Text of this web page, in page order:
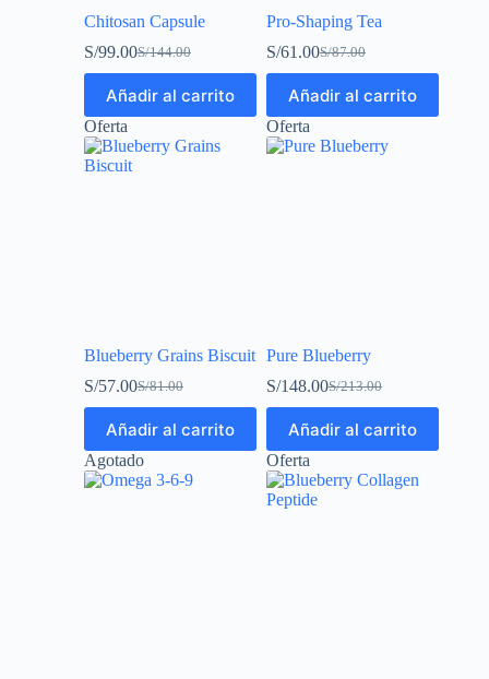
Chitosan Capsule
S/144.00
S/99.00
Añadir al carrito
Pro-Shaping Tea
S/87.00
S/61.00
Añadir al carrito
Oferta
Blueberry Grains Biscuit
S/81.00
S/57.00
Añadir al carrito
Oferta
Pure Blueberry
S/213.00
S/148.00
Añadir al carrito
Agotado Oferta